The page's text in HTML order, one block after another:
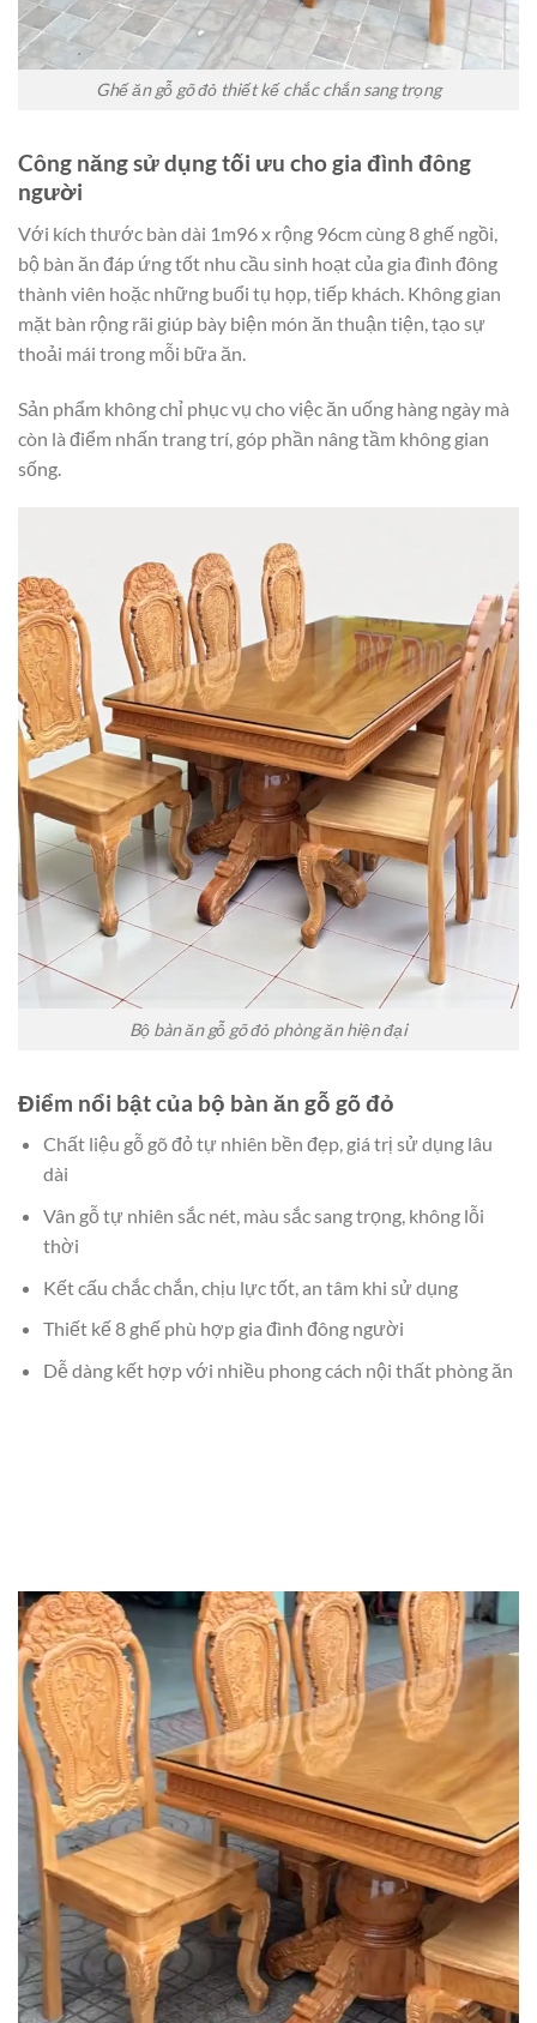
Ghế ăn gỗ gõ đỏ thiết kế chắc chắn sang trọng
Công năng sử dụng tối ưu cho gia đình đông
người
Với kích thước bàn dài 1m96 x rộng 96cm cùng 8 ghế ngồi,
bộ bàn ăn đáp ứng tốt nhu cầu sinh hoạt của gia đình đông
thành viên hoặc những buổi tụ họp, tiếp khách. Không gian
mặt bàn rộng rãi giúp bày biện món ăn thuận tiện, tạo sự
thoải mái trong mỗi bữa ăn.
Sản phẩm không chỉ phục vụ cho việc ăn uống hàng ngày mà
còn là điểm nhấn trang trí, góp phần nâng tầm không gian
sống.
Bộ bàn ăn gỗ gõ đỏ phòng ăn hiện đại
Điểm nổi bật của bộ bàn ăn gỗ gõ đỏ
Chất liệu gỗ gõ đỏ tự nhiên bền đẹp, giá trị sử dụng lâu
dài
Vân gỗ tự nhiên sắc nét, màu sắc sang trọng, không lỗi
thời
Kết cấu chắc chắn, chịu lực tốt, an tâm khi sử dụng
Thiết kế 8 ghế phù hợp gia đình đông người
Dễ dàng kết hợp với nhiều phong cách nội thất phòng ăn